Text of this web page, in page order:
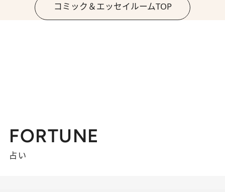
コミック＆エッセイルームTOP
FORTUNE
占い